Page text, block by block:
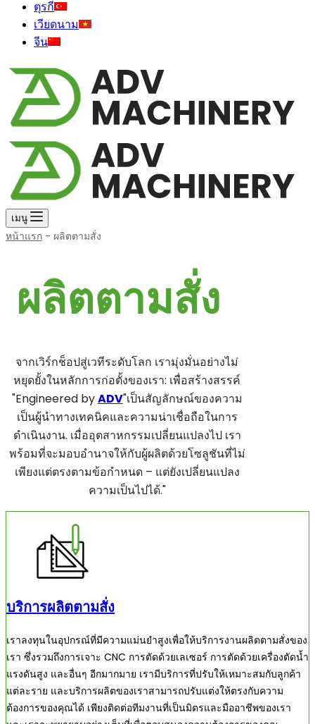
ตุรกี
เวียดนาม
จีน
เมนู
หน้าแรก - ผลิตตามสั่ง
ผลิตตามสั่ง
จากเวิร์กช็อปสู่เวทีระดับโลก เรามุ่งมั่นอย่างไม่
หยุดยั้งในหลักการก่อตั้งของเรา: เพื่อสร้างสรรค์
"Engineered byADV"เป็นสัญลักษณ์ของความ
เป็นผู้นำทางเทคนิคและความน่าเชื่อถือในการ
ดำเนินงาน. เมื่ออุตสาหกรรมเปลี่ยนแปลงไป เรา
พร้อมที่จะมอบอำนาจให้กับผู้ผลิตด้วยโซลูชันที่ไม่
เพียงแต่ตรงตามข้อกำหนด – แต่ยังเปลี่ยนแปลง
ความเป็นไปได้."
บริการผลิตตามสั่ง
เราลงทุนในอุปกรณ์ที่มีความแม่นยำสูงเพื่อให้บริการงานผลิตตามสั่งของ
เรา ซึ่งรวมถึงการเจาะ CNC การตัดด้วยเลเซอร์ การตัดด้วยเครื่องตัดน้ำ
แรงดันสูง และอื่นๆ อีกมากมาย เรามีบริการที่ปรับให้เหมาะสมกับลูกค้า
แต่ละราย และบริการผลิตของเราสามารถปรับแต่งให้ตรงกับความ
ต้องการของคุณได้ เพียงติดต่อทีมงานที่เป็นมิตรและมืออาชีพของเรา